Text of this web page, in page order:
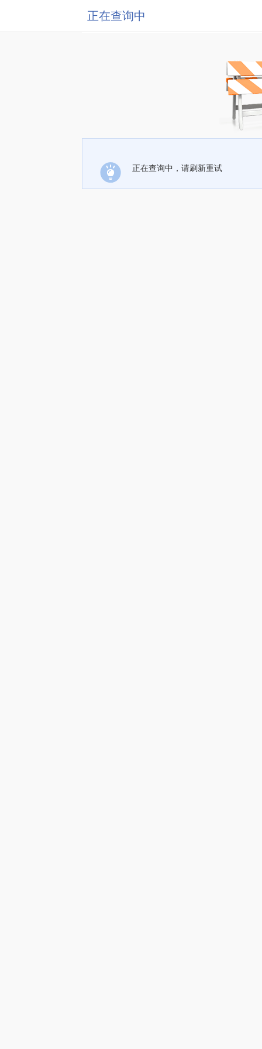
正在查询中
正在查询中，请刷新重试